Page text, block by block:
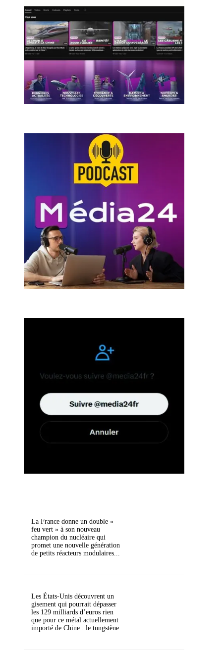
La France donne un double «
feu vert » à son nouveau
champion du nucléaire qui
promet une nouvelle génération
de petits réacteurs modulaires...
Les États-Unis découvrent un
gisement qui pourrait dépasser
les 129 milliards d’euros rien
que pour ce métal actuellement
importé de Chine : le tungstène